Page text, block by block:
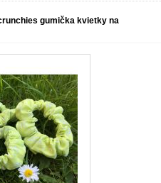
gumička kvietky na